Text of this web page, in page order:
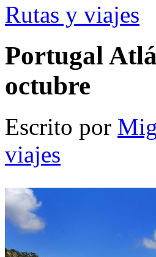
Rutas y viajes
Portugal
octubre
Escrito por
viajes